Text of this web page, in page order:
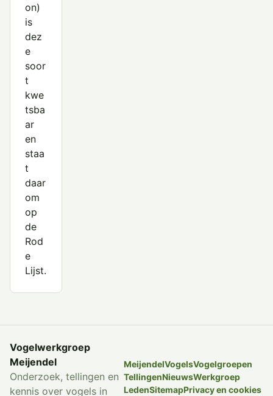
on)
is
dez
e
soor
t
kwe
tsba
ar
en
staa
t
daar
om
op
de
Rod
e
Lijst.
Vogelwerkgroep
Meijendel
Onderzoek, tellingen en
kennis over vogels in
MeijendelVogelsVogelgroepen
TellingenNieuwsWerkgroep
LedenSitemapPrivacy en cookies